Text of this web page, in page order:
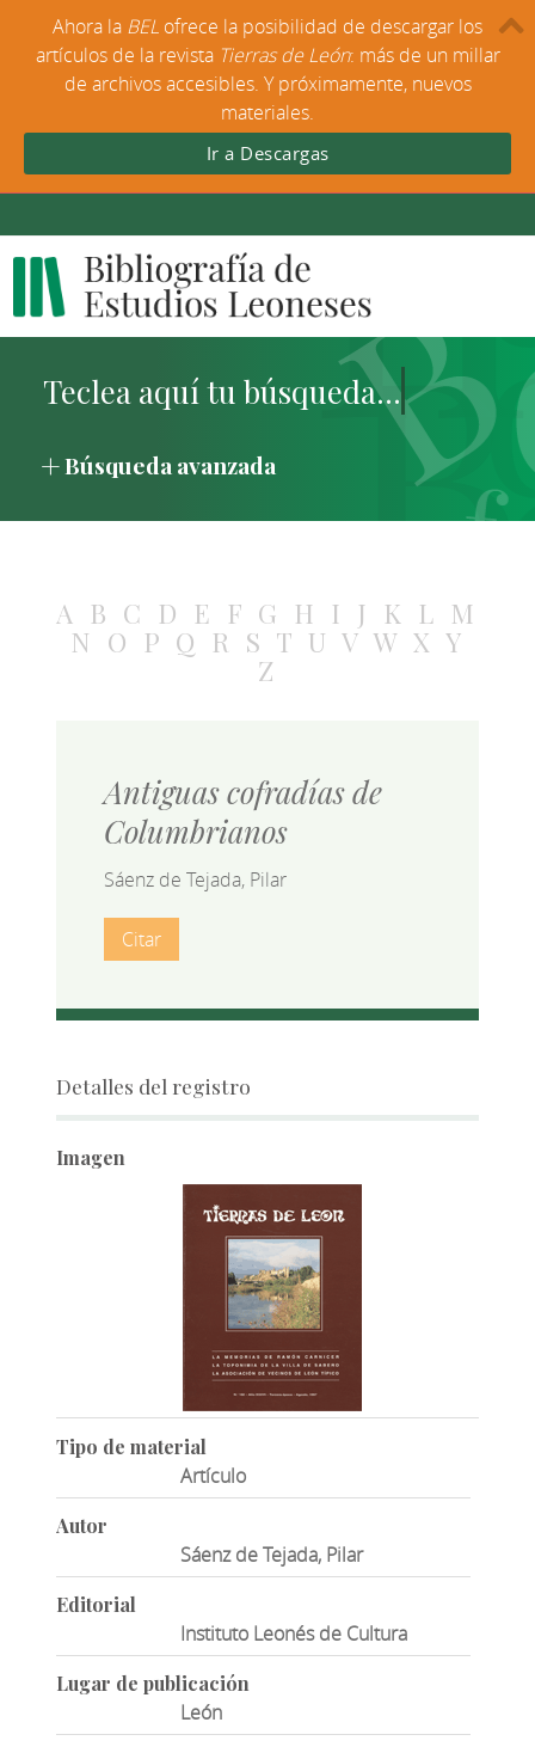
Búsqueda avanzada
A B C D E F G H I J K L M
N O P Q R S T U V W X Y
Z
Antiguas cofradías de
Columbrianos
Sáenz de Tejada, Pilar
Citar
Detalles del registro
Imagen
Tipo de material
Artículo
Autor
Sáenz de Tejada, Pilar
Editorial
Instituto Leonés de Cultura
Lugar de publicación
León
Ahora la BEL ofrece la posibilidad de descargar los
artículos de la revista Tierras de León: más de un millar
de archivos accesibles. Y próximamente, nuevos
materiales.
Ir a Descargas